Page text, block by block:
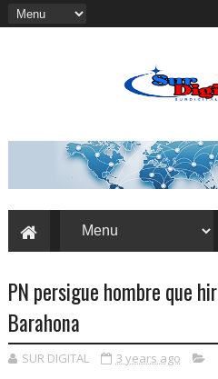
PN persigue hombre que
Barahona
SUR DIGITAL 3 years ago